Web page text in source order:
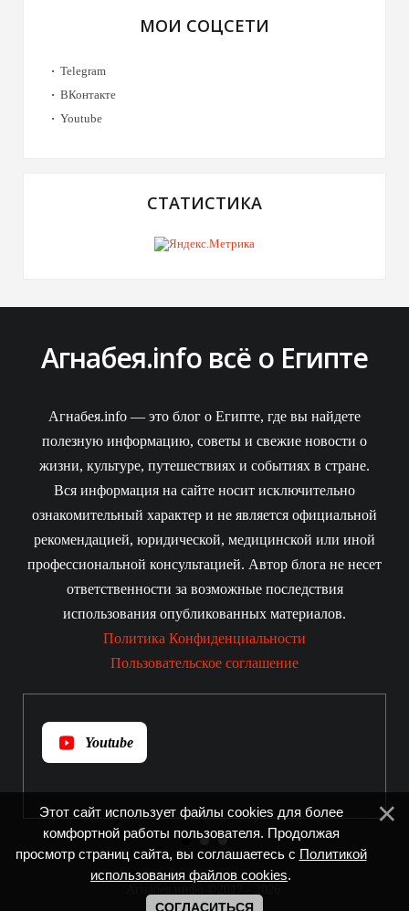
МОИ СОЦСЕТИ
Telegram
ВКонтакте
Youtube
СТАТИСТИКА
Агнабея.info всё о Египте
Агнабея.info — это блог о Египте, где вы найдете
полезную информацию, советы и свежие новости о
жизни, культуре, путешествиях и событиях в стране.
Вся информация на сайте носит исключительно
ознакомительный характер и не является официальной
рекомендацией, юридической, медицинской или иной
профессиональной консультацией. Автор блога не несет
ответственности за возможные последствия
использования опубликованных материалов.
Политика Конфиденциальности
Пользовательское соглашение
Youtube
Этот сайт использует файлы cookies для более
комфортной работы пользователя. Продолжая
просмотр страниц сайта, вы соглашаетесь с Политикой
использования файлов cookies.
СОГЛАСИТЬСЯ